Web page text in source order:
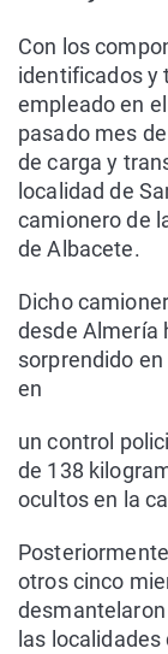
Con los
identificados y
empleado en
pasado mes
de carga y
localidad de
camionero de
de Albacete.
Dicho
desde Almería
sorprendido
en
un control
de 138
ocultos en la
otros cinco
las